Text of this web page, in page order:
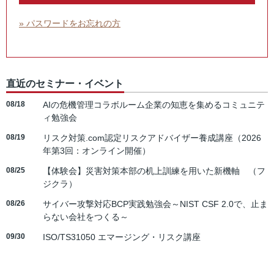
» パスワードをお忘れの方
直近のセミナー・イベント
08/18
AIの危機管理コラボルーム企業の知恵を集めるコミュニテ
ィ勉強会
08/19
リスク対策.com認定リスクアドバイザー養成講座（2026
年第3回：オンライン開催）
08/25
【体験会】災害対策本部の机上訓練を用いた新機軸 （フ
ジクラ）
08/26
サイバー攻撃対応BCP実践勉強会～NIST CSF 2.0で、止ま
らない会社をつくる～
09/30 ISO/TS31050 エマージング・リスク講座